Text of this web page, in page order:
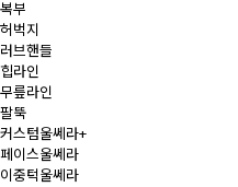
복부
허벅지
러브핸들
힙라인
무릎라인
팔뚝
커스텀울쎄라+
페이스울쎄라
이중턱울쎄라